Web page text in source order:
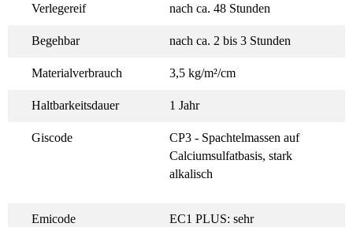
Verlegereif nach ca. 48 Stunden
Begehbar nach ca. 2 bis 3 Stunden
Materialverbrauch 3,5 kg/m²/cm
Haltbarkeitsdauer 1 Jahr
Giscode
CP3 - Spachtelmassen auf
Calciumsulfatbasis, stark
alkalisch
Emicode
EC1 PLUS: sehr